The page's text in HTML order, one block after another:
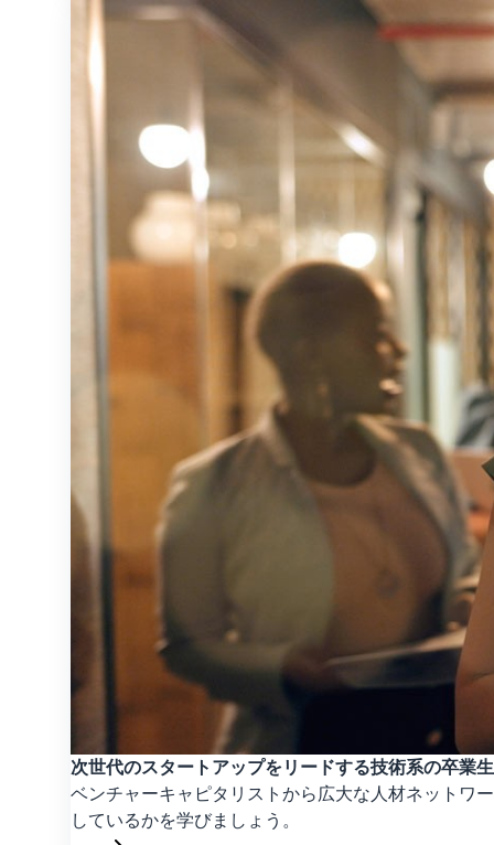
次世代のスタートアップをリードする技術系の卒業
ベンチャーキャピタリストから広大な人材ネットワ
しているかを学びましょう。